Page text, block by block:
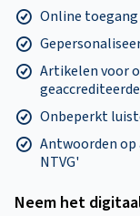
Online
Artikelen voor
Onbeperkt
Antwoorden op
NTVG'
Neem het